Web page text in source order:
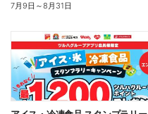
7月9日 ～8月31日